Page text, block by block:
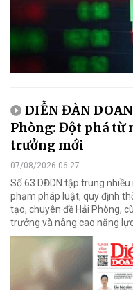
DIỄN ĐÀN
Phòng: Đột phá từ
trưởng mới
07/08/2026 06:27
Số 63 DĐDN tập trung
phạm pháp luật, quy định
tạo, chuyên đề Hải Phòng,
trưởng và nâng cao năng